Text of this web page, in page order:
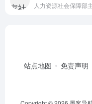
人力资源社会保障部
站点地图 免责声明